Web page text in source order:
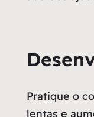
Pratique o
lentas e